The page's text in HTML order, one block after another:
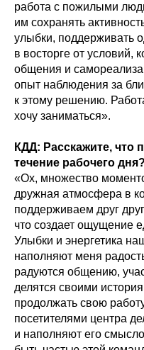
работа с пожилыми
им сохранять
улыбки, поддерживать
в восторге от условий,
общения и
опыт наблюдения за
к этому решению.
хочу заниматься».
КДД: Расскажите, что
течение рабочего дня?
«Ох, множество
дружная атмосфера в
поддерживаем друг
что создает ощущение
Улыбки и энергетика
наполняют меня
радуются общению,
делятся своими
продолжать свою
посетителями центра
и наполняют его